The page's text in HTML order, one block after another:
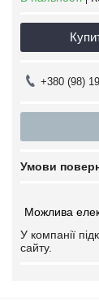
+380 (98)
У компанії
сайту.